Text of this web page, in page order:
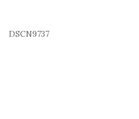
DSCN9737